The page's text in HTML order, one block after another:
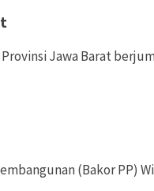
Jawa Barat
(Bakor PP)